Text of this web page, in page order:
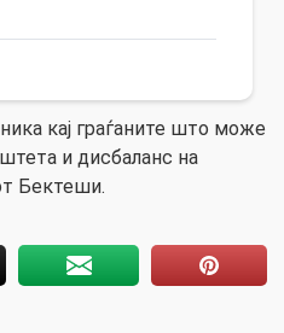
кај граѓаните што може
и дисбаланс на
Бектеши.